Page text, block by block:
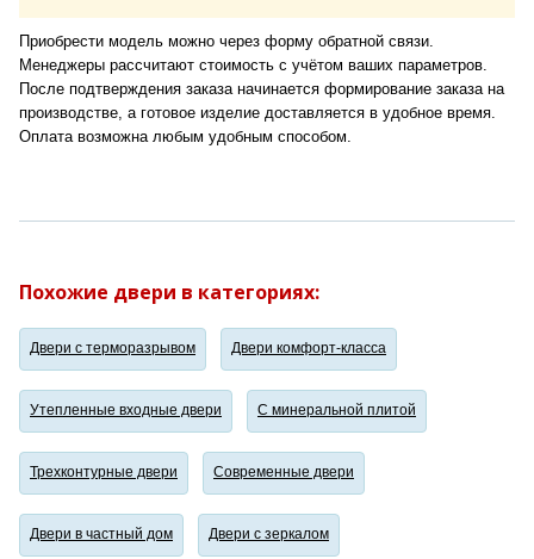
Приобрести модель можно через форму обратной связи.
Менеджеры рассчитают стоимость с учётом ваших параметров.
После подтверждения заказа начинается формирование заказа на
производстве, а готовое изделие доставляется в удобное время.
Оплата возможна любым удобным способом.
Похожие двери в категориях:
Двери с терморазрывом Двери комфорт-класса
Утепленные входные двери С минеральной плитой
Трехконтурные двери Современные двери
Двери в частный дом Двери с зеркалом